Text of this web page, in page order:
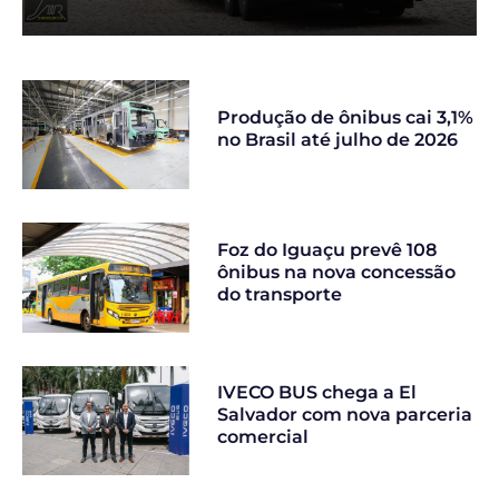
Produção de ônibus cai 3,1%
no Brasil até julho de 2026
Foz do Iguaçu prevê 108
ônibus na nova concessão
do transporte
IVECO BUS chega a El
Salvador com nova parceria
comercial